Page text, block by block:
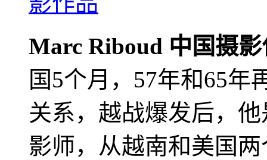
Marc Riboud 中国摄
国5个月，57年和65年
关系，越战爆发后，
影师，从越南和美国